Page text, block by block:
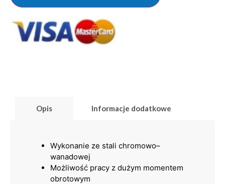
Opis Informacje dodatkowe
Wykonanie ze stali chromowo–
wanadowej
Możliwość pracy z dużym momentem
obrotowym